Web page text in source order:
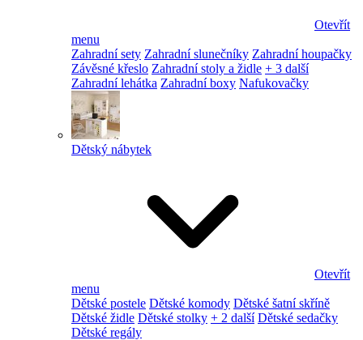
Otevřít
menu
Zahradní sety Zahradní slunečníky Zahradní houpačky
Závěsné křeslo Zahradní stoly a židle + 3 další
Zahradní lehátka Zahradní boxy Nafukovačky
Dětský nábytek
Otevřít
menu
Dětské postele Dětské komody Dětské šatní skříně
Dětské židle Dětské stolky + 2 další Dětské sedačky
Dětské regály